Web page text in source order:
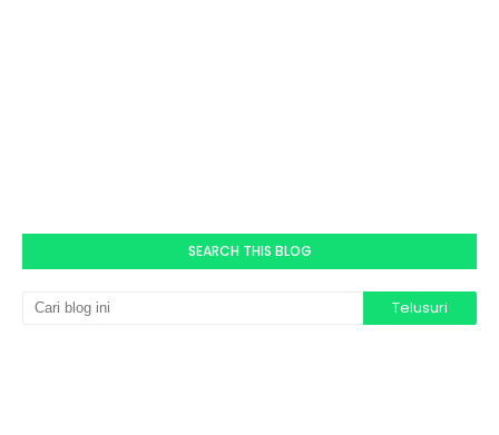
SEARCH THIS BLOG